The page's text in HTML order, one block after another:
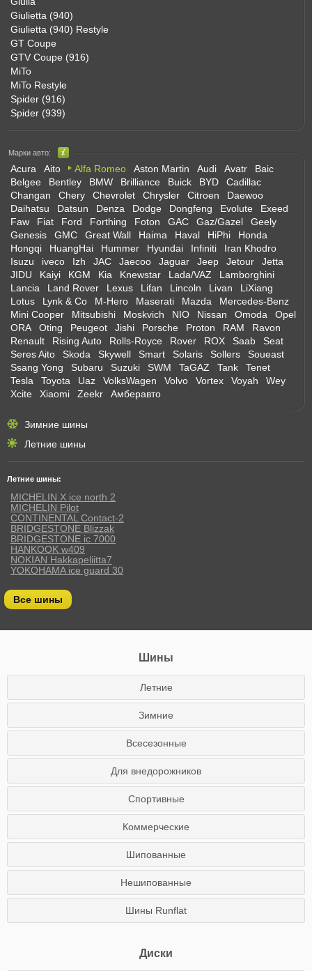
Giulietta (940)
Giulietta (940) Restyle
GT Coupe
GTV Coupe (916)
MiTo
MiTo Restyle
Spider (916)
Spider (939)
Марки авто:
Acura Aito Alfa Romeo Aston Martin Audi Avatr
Baic
Belgee
Bentley BMW Brilliance Buick BYD
Cadillac
Changan
Chery Chevrolet Chrysler Citroen
Daewoo
Daihatsu
Datsun Denza Dodge Dongfeng Evolute
Exeed
Faw
Fiat Ford Forthing Foton GAC Gaz/Gazel
Geely
Genesis
GMC Great Wall Haima Haval HiPhi
Honda
Hongqi
HuangHai Hummer Hyundai Infiniti
Iran Khodro
Isuzu
iveco Izh JAC Jaecoo Jaguar Jeep Jetour
Jetta
JIDU
Kaiyi KGM Kia Knewstar Lada/VAZ
Lamborghini
Lancia
Land Rover Lexus Lifan Lincoln Livan
LiXiang
Lotus
Lynk & Co M-Hero Maserati Mazda
Mercedes-Benz
Mini Cooper
Mitsubishi Moskvich NIO Nissan Omoda
Opel
ORA
Oting Peugeot Jishi Porsche Proton RAM
Ravon
Renault
Rising Auto Rolls-Royce Rover ROX Saab
Seat
Seres Aito
Skoda Skywell Smart Solaris Sollers
Soueast
Ssang Yong
Subaru Suzuki SWM TaGAZ Tank
Tenet
Tesla
Toyota Uaz VolksWagen Volvo Vortex Voyah
Wey
Xcite
Xiaomi Zeekr Амберавто
Зимние шины
Летние шины
Летние шины:
MICHELIN X ice north 2
MICHELIN Pilot
CONTINENTAL Contact-2
BRIDGESTONE Blizzak
BRIDGESTONE ic 7000
HANKOOK w409
NOKIAN Hakkapeliitta7
YOKOHAMA ice guard 30
Все шины
Шины
Летние
Зимние
Всесезонные
Для внедорожников
Спортивные
Коммерческие
Шипованные
Нешипованные
Шины Runflat
Диски